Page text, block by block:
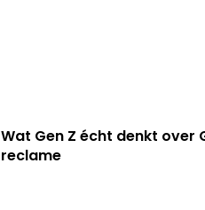
Wat Gen Z écht denkt over
reclame